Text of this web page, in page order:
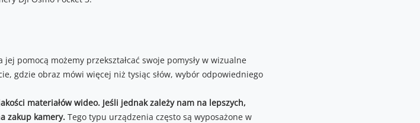
pomocą możemy przekształcać swoje pomysły w wizualne
gdzie obraz mówi więcej niż tysiąc słów, wybór odpowiedniego
materiałów wideo. Jeśli jednak zależy nam na lepszych,
zakup kamery.Tego typu urządzenia często są wyposażone w